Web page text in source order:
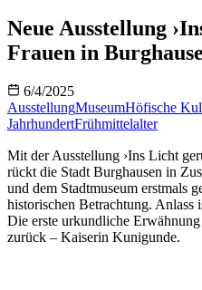
Neue Ausstellung
Frauen in
6/4/2025
AusstellungMuseumHöfische
JahrhundertFrühmittelalter
Mit der Ausstellung ›Ins Licht
rückt die Stadt Burghausen in
und dem Stadtmuseum erstmals
historischen Betrachtung. Anlass
Die erste urkundliche
zurück – Kaiserin Kunigunde.